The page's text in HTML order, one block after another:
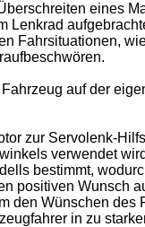
eines
Lenkrad
Fahrsituationen,
auf der
zur Servolenk-
verwendet
bestimmt,
positiven Wunsch
den Wünschen des
in zu